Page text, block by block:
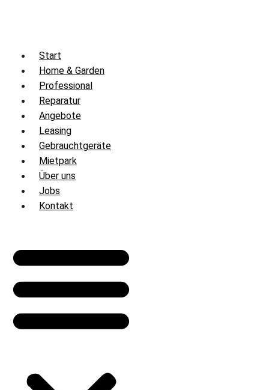
Start
Home & Garden
Professional
Reparatur
Angebote
Leasing
Gebrauchtgeräte
Mietpark
Über uns
Jobs
Kontakt